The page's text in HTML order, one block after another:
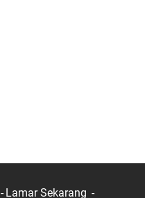
Lamar Sekarang